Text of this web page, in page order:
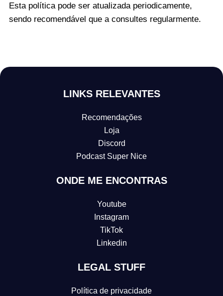
Esta política pode ser atualizada periodicamente,
sendo recomendável que a consultes regularmente.
LINKS RELEVANTES
Recomendações
Loja
Discord
Podcast Super Nice
ONDE ME ENCONTRAS
Youtube
Instagram
TikTok
Linkedin
LEGAL STUFF
Política de privacidade